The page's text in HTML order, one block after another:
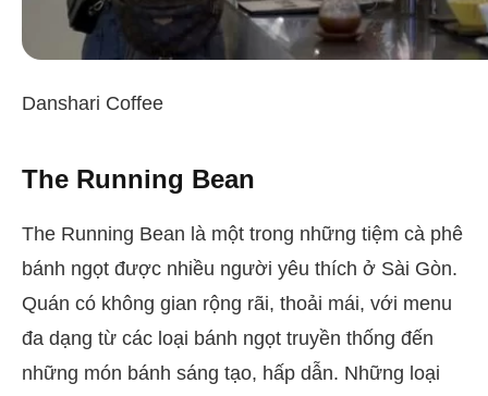
Danshari Coffee
The Running Bean
The Running Bean là một trong những tiệm cà phê
bánh ngọt được nhiều người yêu thích ở Sài Gòn.
Quán có không gian rộng rãi, thoải mái, với menu
đa dạng từ các loại bánh ngọt truyền thống đến
những món bánh sáng tạo, hấp dẫn. Những loại